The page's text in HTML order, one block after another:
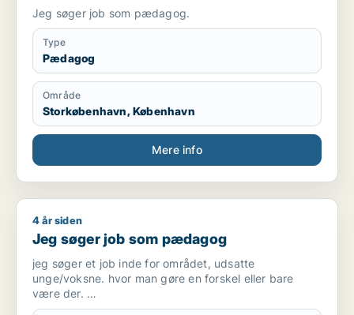
Jeg søger job som pædagog.
Type
Pædagog
Område
Storkøbenhavn, København
Mere info
Jeg søger job som pædagog
4 år siden
Jeg søger job som pædagog
jeg søger et job inde for området, udsatte
unge/voksne. hvor man gøre en forskel eller bare
være der.
Jeg ved godt det ikke altid kan lykkedes, men det at